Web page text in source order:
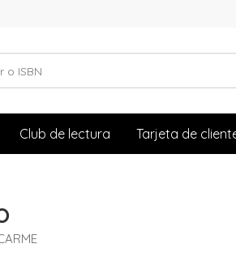
Club de lectura Tarjeta de